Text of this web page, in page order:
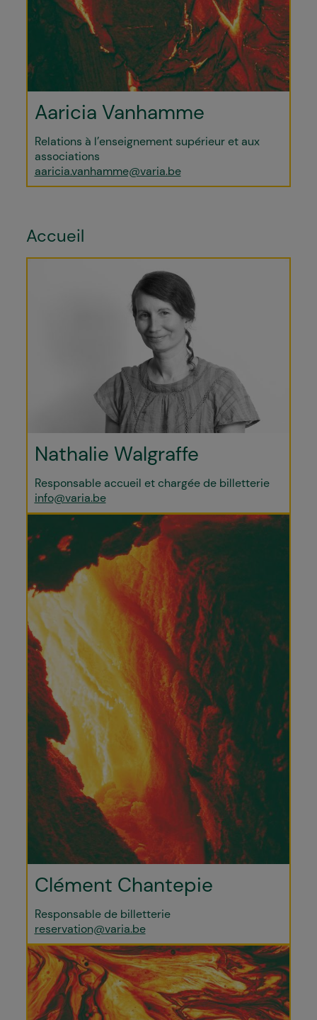
Aaricia Vanhamme
Relations à l’enseignement supérieur et aux
associations
aaricia.vanhamme@varia.be
Accueil
Nathalie Walgraffe
Responsable accueil et chargée de billetterie
info@varia.be
Clément Chantepie
Responsable de billetterie
reservation@varia.be